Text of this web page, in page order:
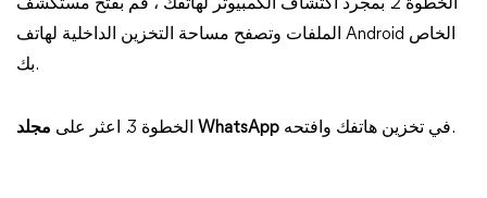
الخطوة 2. بمجرد اكتشاف الكمبيوتر لهاتفك ، قم بفتح مستكشف
الملفات وتصفح مساحة التخزين الداخلية لهاتف Android الخاص
بك.
الخطوة 3. اعثر على مجلد WhatsApp في تخزين هاتفك وافتحه.